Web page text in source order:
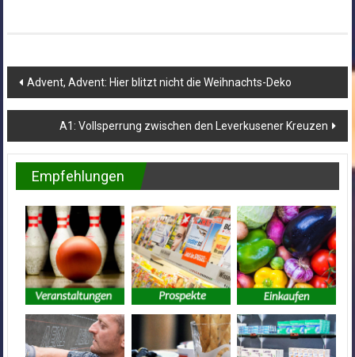
Beitragsnavigation
Advent, Advent: Hier blitzt nicht die Weihnachts-Deko
A1: Vollsperrung zwischen den Leverkusener Kreuzen
Empfehlungen